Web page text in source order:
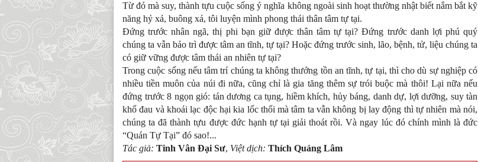
Từ đó mà suy, thành tựu cuộc sống ý nghĩa không ngoài sinh hoạt thường nhật biết nắm bắt kỹ
năng hỷ xả, buông xả, tôi luyện mình phong thái thân tâm tự tại.
Đứng trước nhân ngã, thị phi bạn giữ được thân tâm tự tại? Đứng trước danh lợi phú quý
chúng ta vẫn bảo trì được tâm an tĩnh, tự tại? Hoặc đứng trước sinh, lão, bệnh, tử, liệu chúng ta
có giữ vững được tâm thái an nhiên tự tại?
Trong cuộc sống nếu tâm trí chúng ta không thướng tồn an tĩnh, tự tại, thì cho dù sự nghiệp có
nhiều tiền muôn của núi đi nữa, cũng chỉ là gia tăng thêm sự trói buộc mà thôi! Lại nữa nếu
đứng trước 8 ngọn gió: tán dương ca tụng, hiềm khích, hủy báng, danh dự, lợi dưỡng, suy tàn
khổ đau và khoái lạc độc hại kia lốc thổi mà tâm ta vẫn không bị lay động thì tự nhiên mà nói,
chúng ta đã thành tựu được đức hạnh tự tại giải thoát rồi. Và ngay lúc đó chính mình là đức
“Quán Tự Tại” đó sao!...
Tác giả: Tinh Vân Đại Sư, Việt dịch: Thích Quảng Lâm